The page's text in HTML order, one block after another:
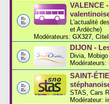
VALENCE
L'actualité
et Ardèche)
Modérateurs: GX327
DIJON -
Divia,
Modérateurs:
SAINT-
STAS, Cars
Modérateur: